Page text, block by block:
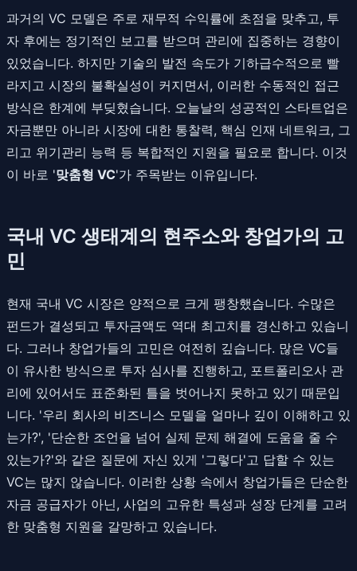
과거의 VC 모델은 주로 재무적 수익률에 초점을 맞추고, 투
자 후에는 정기적인 보고를 받으며 관리에 집중하는 경향이
있었습니다. 하지만 기술의 발전 속도가 기하급수적으로 빨
라지고 시장의 불확실성이 커지면서, 이러한 수동적인 접근
방식은 한계에 부딪혔습니다. 오늘날의 성공적인 스타트업은
자금뿐만 아니라 시장에 대한 통찰력, 핵심 인재 네트워크, 그
리고 위기관리 능력 등 복합적인 지원을 필요로 합니다. 이것
이 바로 '맞춤형 VC'가 주목받는 이유입니다.
국내 VC 생태계의 현주소와 창업가의 고
민
현재 국내 VC 시장은 양적으로 크게 팽창했습니다. 수많은
펀드가 결성되고 투자금액도 역대 최고치를 경신하고 있습니
다. 그러나 창업가들의 고민은 여전히 깊습니다. 많은 VC들
이 유사한 방식으로 투자 심사를 진행하고, 포트폴리오사 관
리에 있어서도 표준화된 틀을 벗어나지 못하고 있기 때문입
니다. '우리 회사의 비즈니스 모델을 얼마나 깊이 이해하고 있
는가?', '단순한 조언을 넘어 실제 문제 해결에 도움을 줄 수
있는가?'와 같은 질문에 자신 있게 '그렇다'고 답할 수 있는
VC는 많지 않습니다. 이러한 상황 속에서 창업가들은 단순한
자금 공급자가 아닌, 사업의 고유한 특성과 성장 단계를 고려
한 맞춤형 지원을 갈망하고 있습니다.